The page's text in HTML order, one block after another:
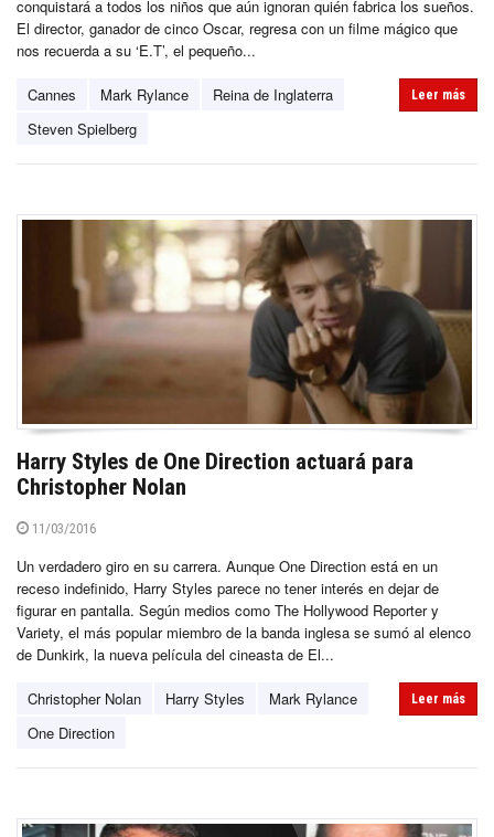
conquistará a todos los niños que aún ignoran quién fabrica los sueños.
El director, ganador de cinco Oscar, regresa con un filme mágico que
nos recuerda a su ‘E.T’, el pequeño...
Cannes Mark Rylance
Reina de Inglaterra
Steven Spielberg
Leer más
Harry Styles de One Direction actuará para
Christopher Nolan
11/03/2016
Un verdadero giro en su carrera. Aunque One Direction está en un
receso indefinido, Harry Styles parece no tener interés en dejar de
figurar en pantalla. Según medios como The Hollywood Reporter y
Variety, el más popular miembro de la banda inglesa se sumó al elenco
de Dunkirk, la nueva película del cineasta de El...
Christopher Nolan Harry Styles
Mark Rylance
One Direction
Leer más